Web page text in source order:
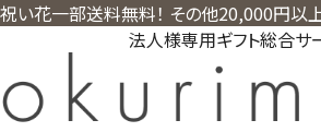
祝い花一部送料無料！ その他20,000円以
法人様専用ギフト総合サ